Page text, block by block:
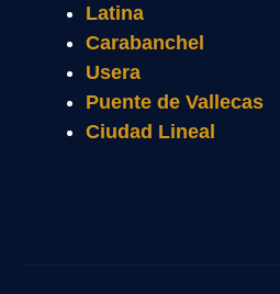
Latina
Carabanchel
Usera
Puente de Vallecas
Ciudad Lineal